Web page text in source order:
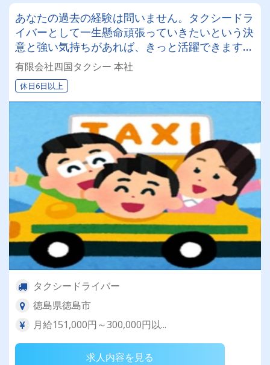
あなたの過去の経験は問いません。タクシードラ
イバーとして一生懸命頑張っていきたいという決
意と強い気持ちがあれば、きっと活躍できます
よ！
有限会社四国タクシー 本社
休日6日以上
タクシードライバー
徳島県徳島市
月給151,000円～300,000円以...
求人内容を見る